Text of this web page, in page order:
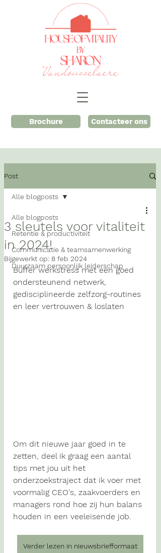
Brochure Contacteer ons
Post
Alle blogposts
Retentie & productiviteit
Communicatie & teamsamenwerking
Duurzaam persoonlijk leiderschap
Alle blogposts
3 sleutels voor vitaliteit
in 2024!
Bijgewerkt op: 8 feb 2024
Buffer werkstress met een goed
ondersteunend netwerk,
gedisciplineerde zelfzorg-routines
en leer vertrouwen & loslaten
Om dit nieuwe jaar goed in te
zetten, deel ik graag een aantal
tips met jou uit het
onderzoekstraject dat ik voer met
voormalig CEO's, zaakvoerders en
managers rond hoe zij hun balans
houden in een veeleisende job.
Verder lezen in nieuwsbriefformaat